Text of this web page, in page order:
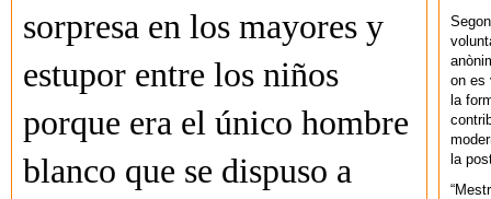
sorpresa en los mayores y
estupor entre los niños
porque era el único hombre
blanco que se dispuso a
on es
la
la